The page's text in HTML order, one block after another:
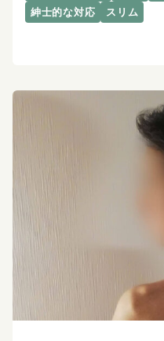
紳士的な対応
スリム